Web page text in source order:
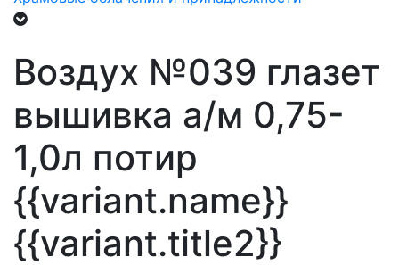
Воздух №039 глазет
вышивка а/м 0,75-
1,0л потир
{{variant.name}}
{{variant.title2}}